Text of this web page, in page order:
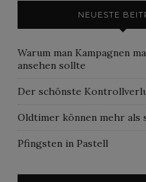
NEUESTE
Warum man Kampagnen
ansehen sollte
Der schönste
Oldtimer können mehr als
Pfingsten in Pastell